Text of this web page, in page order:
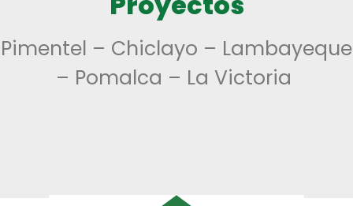
Pimentel – Chiclayo – Lambayeque
– Pomalca – La Victoria